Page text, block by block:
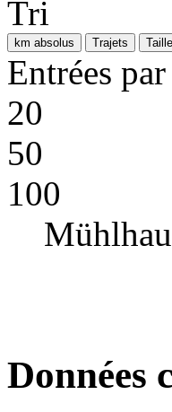
Tri
km absolus Trajets
Entrées
20
50
100
Données